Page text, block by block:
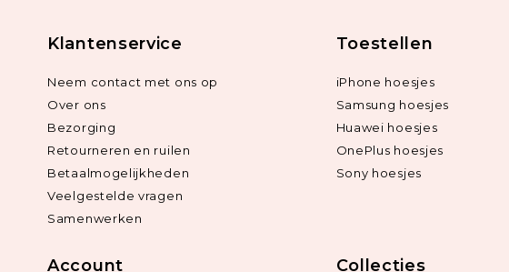
Klantenservice
Neem contact met ons op
Over ons
Bezorging
Retourneren en ruilen
Betaalmogelijkheden
Veelgestelde vragen
Samenwerken
Toestellen
iPhone hoesjes
Samsung hoesjes
Huawei hoesjes
OnePlus hoesjes
Sony hoesjes
Account Collecties